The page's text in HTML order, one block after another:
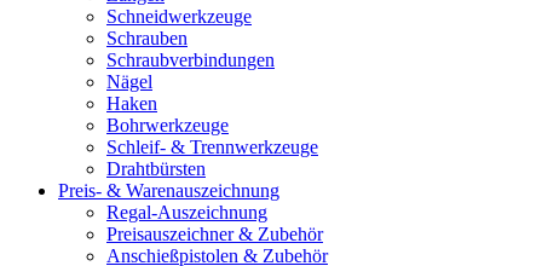
Schneidwerkzeuge
Schrauben
Schraubverbindungen
Nägel
Haken
Bohrwerkzeuge
Schleif- & Trennwerkzeuge
Drahtbürsten
Preis- & Warenauszeichnung
Regal-Auszeichnung
Preisauszeichner & Zubehör
Anschießpistolen & Zubehör